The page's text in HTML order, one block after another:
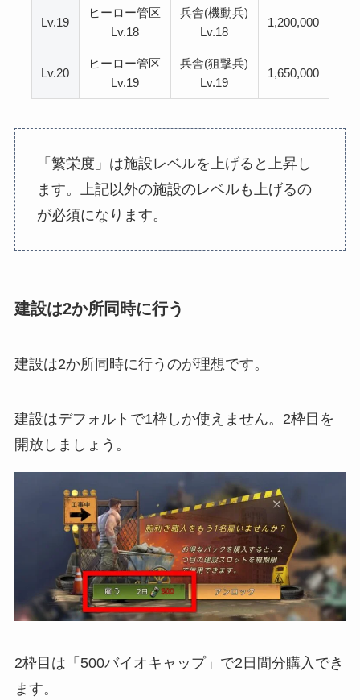
Lv.19
ヒーロー管区
Lv.18
兵舎(機動兵)
Lv.18
1,200,000
Lv.20
ヒーロー管区
Lv.19
兵舎(狙撃兵)
Lv.19
1,650,000
「繁栄度」は施設レベルを上げると上昇し
ます。上記以外の施設のレベルも上げるの
が必須になります。
建設は2か所同時に行う
建設は2か所同時に行うのが理想です。
建設はデフォルトで1枠しか使えません。2枠目を
開放しましょう。
2枠目は「500バイオキャップ」で2日間分購入でき
ます。